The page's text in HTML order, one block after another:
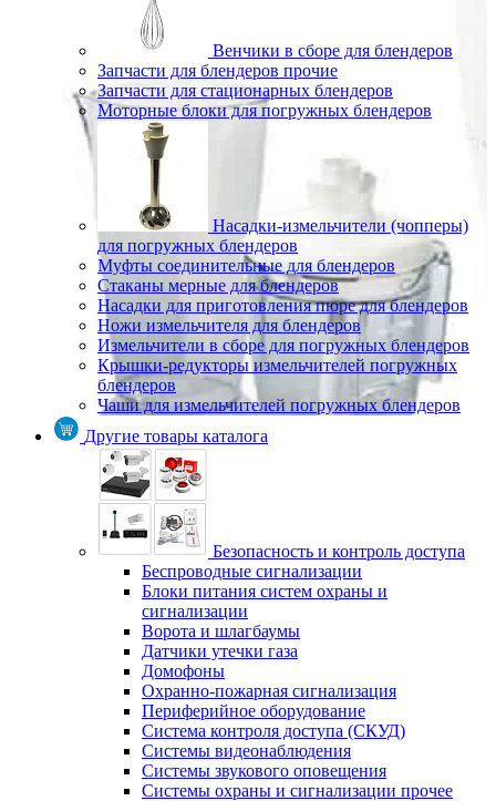
Венчики в сборе для блендеров
Запчасти для блендеров прочие
Запчасти для стационарных блендеров
Моторные блоки для погружных блендеров
Насадки-измельчители (чопперы)
для погружных блендеров
Муфты соединительные для блендеров
Стаканы мерные для блендеров
Насадки для приготовления пюре для блендеров
Ножи измельчителя для блендеров
Измельчители в сборе для погружных блендеров
Крышки-редукторы измельчителей погружных
блендеров
Чаши для измельчителей погружных блендеров
Другие товары каталога
Безопасность и контроль доступа
Беспроводные сигнализации
Блоки питания систем охраны и
сигнализации
Ворота и шлагбаумы
Датчики утечки газа
Домофоны
Охранно-пожарная сигнализация
Периферийное оборудование
Система контроля доступа (СКУД)
Системы видеонаблюдения
Системы звукового оповещения
Системы охраны и сигнализации прочее